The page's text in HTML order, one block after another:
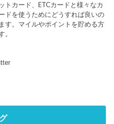
トカード、ETCカードと様々なカ
ドを使うためにどうすれば良いの
す。マイルやポイントを貯める方
。